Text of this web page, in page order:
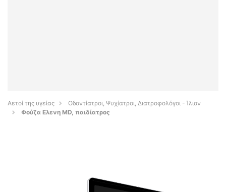
Αετοί της υγείας
Οδοντίατροι, Ψυχίατροι, Διατροφολόγοι - Ίλιον
Φούζα Ελενη MD, παιδίατρος